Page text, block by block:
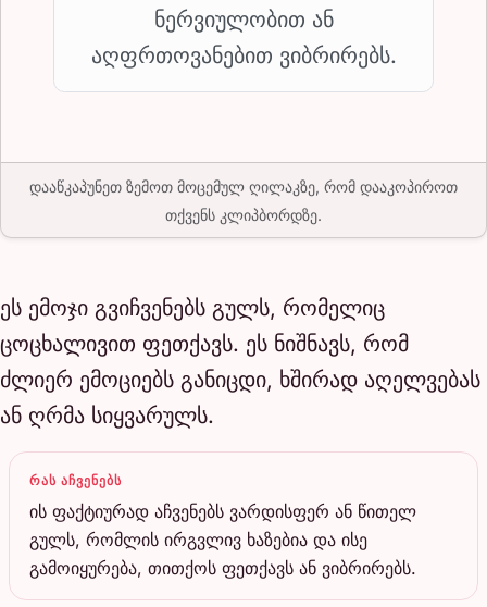
ნერვიულობით ან
აღფრთოვანებით ვიბრირებს.
დააწკაპუნეთ ზემოთ მოცემულ ღილაკზე, რომ დააკოპიროთ
თქვენს კლიპბორდზე.
ეს ემოჯი გვიჩვენებს გულს, რომელიც
ცოცხალივით ფეთქავს. ეს ნიშნავს, რომ
ძლიერ ემოციებს განიცდი, ხშირად აღელვებას
ან ღრმა სიყვარულს.
ᲠᲐᲡ ᲐᲩᲕᲔᲜᲔᲑᲡ
ის ფაქტიურად აჩვენებს ვარდისფერ ან წითელ
გულს, რომლის ირგვლივ ხაზებია და ისე
გამოიყურება, თითქოს ფეთქავს ან ვიბრირებს.